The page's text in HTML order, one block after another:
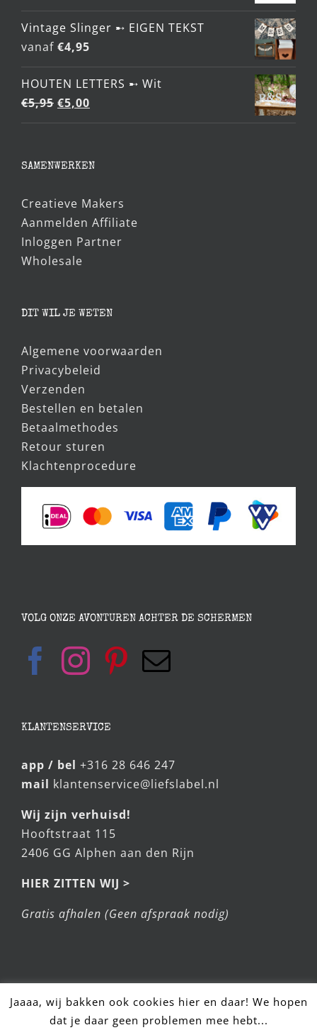
Vintage Slinger ➸ EIGEN TEKST
vanaf €4,95
HOUTEN LETTERS ➸ Wit
€5,95 Oorspronkelijke
prijs
€5,95.
€5,00
prijs
€5,00.
SAMENWERKEN
Creatieve Makers
Aanmelden Affiliate
Inloggen Partner
Wholesale
DIT WIL JE WETEN
Algemene voorwaarden
Privacybeleid
Verzenden
Bestellen en betalen
Betaalmethodes
Retour sturen
Klachtenprocedure
VOLG ONZE AVONTUREN ACHTER DE SCHERMEN
KLANTENSERVICE
app / bel +316 28 646 247
mail klantenservice@liefslabel.nl
Wij zijn verhuisd!
Hooftstraat 115
2406 GG Alphen aan den Rijn
HIER ZITTEN WIJ >
Gratis afhalen (Geen afspraak nodig)
Jaaaa, wij bakken ook cookies hier en daar! We hopen
dat je daar geen problemen mee hebt...
Hulp nodig? Stel snel je vraag!